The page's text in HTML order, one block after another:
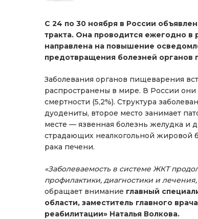
С 24 по 30 ноября в России
тракта. Она проводится ежегодно в
направлена на повышение
предотвращения болезней органов
Заболевания органов пищеварения
распространены в мире. В России они
смертности (5,2%). Структура
дуодениты, второе место занимает
месте — язвенная болезнь желудка и
страдающих неалкогольной жировой
рака печени.
«Заболеваемость в системе ЖКТ
профилактики, диагностики и
обращает внимание главный
области, заместитель главного
реабилитации» Наталья Волкова.